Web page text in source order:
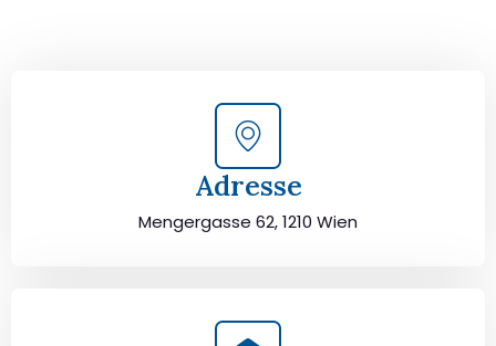
Adresse
Mengergasse 62, 1210 Wien